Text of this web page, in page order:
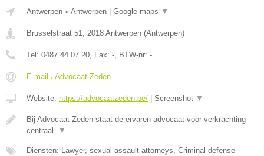
Antwerpen » Antwerpen | Google maps ▼
Brusselstraat 51 2018 Antwerpen (Antwerpen)
Tel: 0487 44 07 20 , Fax: - , BTW-nr: -
E-mail › Advocaat Zeden
Website: https://advocaatzeden.be/ | Screenshot ▼
Bij Advocaat Zeden staat de ervaren advocaat voor verkrachting
centraal.
▼
Diensten: Lawyer, sexual assault attorneys, Criminal defense